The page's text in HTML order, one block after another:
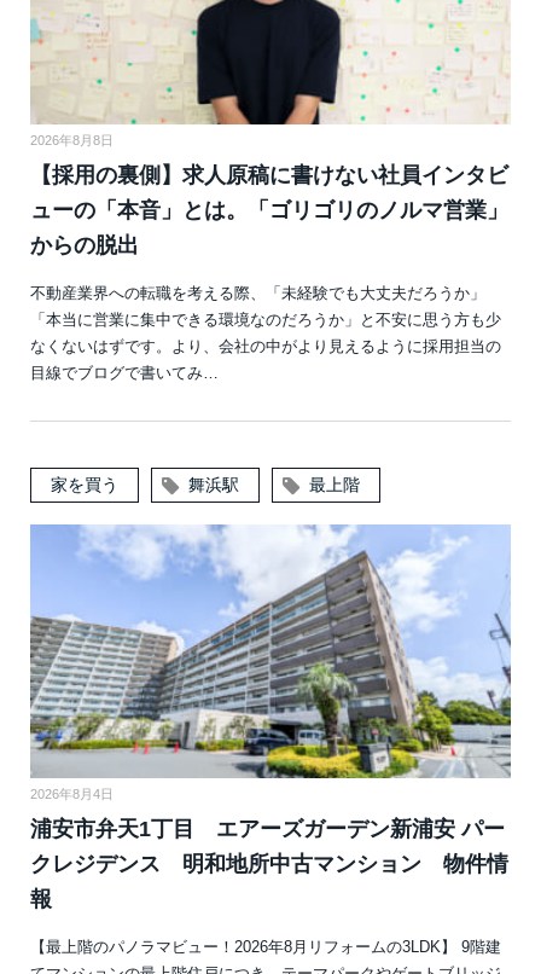
2026年8月8日
【採用の裏側】求人原稿に書けない社員インタビ
ューの「本音」とは。「ゴリゴリのノルマ営業」
からの脱出
不動産業界への転職を考える際、「未経験でも大丈夫だろうか」
「本当に営業に集中できる環境なのだろうか」と不安に思う方も少
なくないはずです。より、会社の中がより見えるように採用担当の
目線でブログで書いてみ…
家を買う 舞浜駅 最上階
2026年8月4日
浦安市弁天1丁目 エアーズガーデン新浦安 パー
クレジデンス 明和地所中古マンション 物件情
報
【最上階のパノラマビュー！2026年8月リフォームの3LDK】 9階建